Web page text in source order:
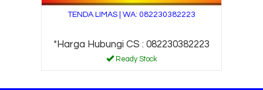
TENDA LIMAS | WA: 082230382223
*Harga Hubungi CS : 082230382223
Ready Stock